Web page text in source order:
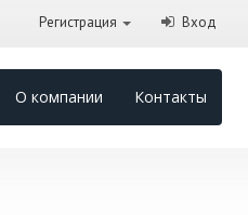
Регистрация Вход
О компании Контакты